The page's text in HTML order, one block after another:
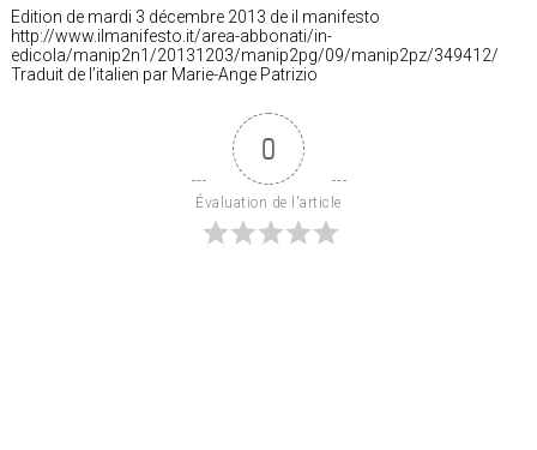
Edition de mardi 3 décembre 2013 de il manifesto
http://www.ilmanifesto.it/area-abbonati/in-
edicola/manip2n1/20131203/manip2pg/09/manip2pz/349412/
Traduit de l’italien par Marie-Ange Patrizio
0
Évaluation de l'article